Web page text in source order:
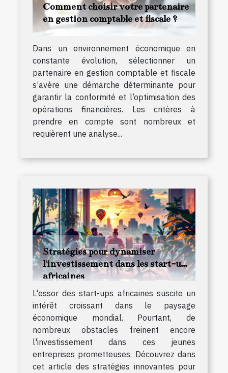
Comment choisir votre partenaire
en gestion comptable et fiscale ?
Dans un environnement économique en
constante évolution, sélectionner un
partenaire en gestion comptable et fiscale
s’avère une démarche déterminante pour
garantir la conformité et l’optimisation des
opérations financières. Les critères à
prendre en compte sont nombreux et
requièrent une analyse...
Stratégies pour dynamiser
l'investissement dans les start-ups
africaines
L'essor des start-ups africaines suscite un
intérêt croissant dans le paysage
économique mondial. Pourtant, de
nombreux obstacles freinent encore
l'investissement dans ces jeunes
entreprises prometteuses. Découvrez dans
cet article des stratégies innovantes pour